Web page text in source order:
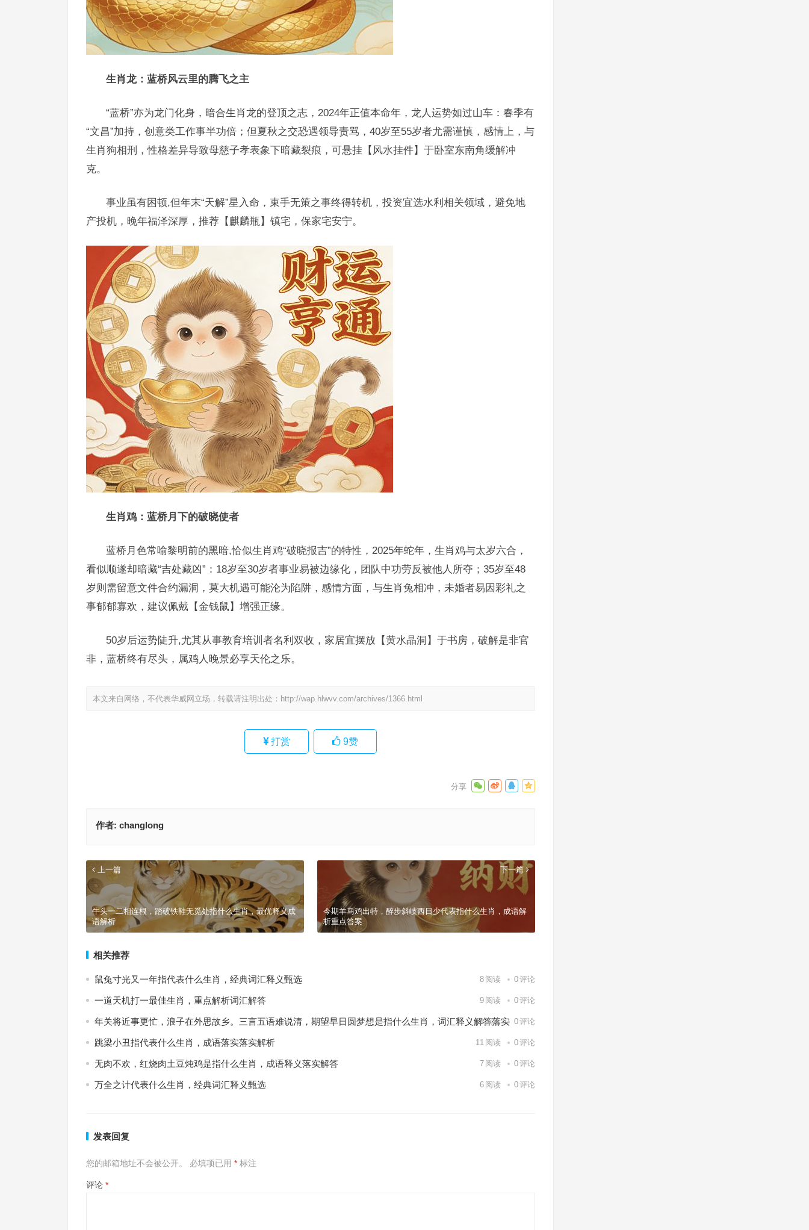
生肖龙：蓝桥风云里的腾飞之主
“蓝桥”亦为龙门化身，暗合生肖龙的登顶之志，2024年正值本命年，龙人运势如过山车：春季有
“文昌”加持，创意类工作事半功倍；但夏秋之交恐遇领导责骂，40岁至55岁者尤需谨慎，感情上，与
生肖狗相刑，性格差异导致母慈子孝表象下暗藏裂痕，可悬挂【风水挂件】于卧室东南角缓解冲
克。
事业虽有困顿,但年末“天解”星入命，束手无策之事终得转机，投资宜选水利相关领域，避免地
产投机，晚年福泽深厚，推荐【麒麟瓶】镇宅，保家宅安宁。
生肖鸡：蓝桥月下的破晓使者
蓝桥月色常喻黎明前的黑暗,恰似生肖鸡“破晓报吉”的特性，2025年蛇年，生肖鸡与太岁六合，
看似顺遂却暗藏“吉处藏凶”：18岁至30岁者事业易被边缘化，团队中功劳反被他人所夺；35岁至48
岁则需留意文件合约漏洞，莫大机遇可能沦为陷阱，感情方面，与生肖兔相冲，未婚者易因彩礼之
事郁郁寡欢，建议佩戴【金钱鼠】增强正缘。
50岁后运势陡升,尤其从事教育培训者名利双收，家居宜摆放【黄水晶洞】于书房，破解是非官
非，蓝桥终有尽头，属鸡人晚景必享天伦之乐。
本文来自网络，不代表华威网立场，转载请注明出处： http://wap.hlwvv.com/archives/1366.html
打赏 9赞
作者: changlong
上一篇
牛头一二相连根，踏破铁鞋无觅处指什么生肖，最优释义成
语解析
下一篇
今期羊马鸡出特，醉步斜岐西日少代表指什么生肖，成语解
析重点答案
相关推荐
鼠兔寸光又一年指代表什么生肖，经典词汇释义甄选 8 阅读 0评论
一道天机打一最佳生肖，重点解析词汇解答 9 阅读 0评论
年关将近事更忙，浪子在外思故乡。三言五语难说清，期望早日圆梦想是指什么生肖，词汇释义解答落实
11阅读 0评论
跳梁小丑指代表什么生肖，成语落实落实解析 11 阅读 0评论
无肉不欢，红烧肉土豆炖鸡是指什么生肖，成语释义落实解答 7 阅读 0评论
万全之计代表什么生肖，经典词汇释义甄选 6 阅读 0评论
发表回复
您的邮箱地址不会被公开。 必填项已用 * 标注
评论 *